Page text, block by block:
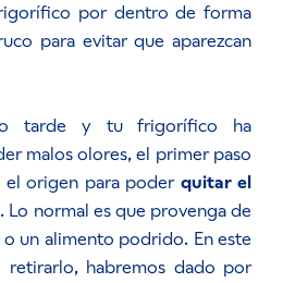
por dentro de forma
para evitar que aparezcan
tarde y tu frigorífico ha
malos olores, el primer paso
el origen para poder quitar el
. Lo normal es que provenga de
un alimento podrido. En este
retirarlo, habremos dado por